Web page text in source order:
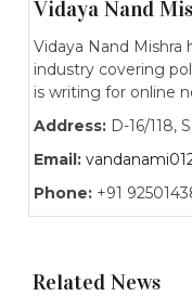
Vidaya Nand
Vidaya Nand Mishra
industry covering
is writing for online
Address: D-16/118,
Email:
Phone: +91
Related News